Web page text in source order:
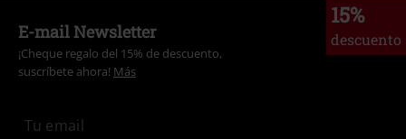
15%
descuento
E-mail Newsletter
¡Cheque regalo del 15% de descuento,
suscríbete ahora! Más